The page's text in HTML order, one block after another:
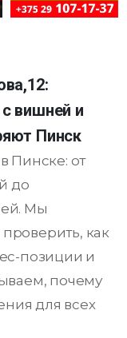
вишней и
Пинск
Пинске: от
до
Мы
проверить, как
позиции и
почему
для всех